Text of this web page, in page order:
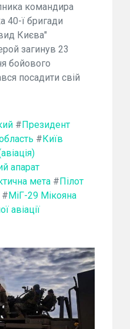
командира
40-ї бригади
Києва"
загинув 23
бойового
посадити свій
#Президент
#Київ
апарат
мета #Пілот
#МіГ-29 Мікояна
авіації